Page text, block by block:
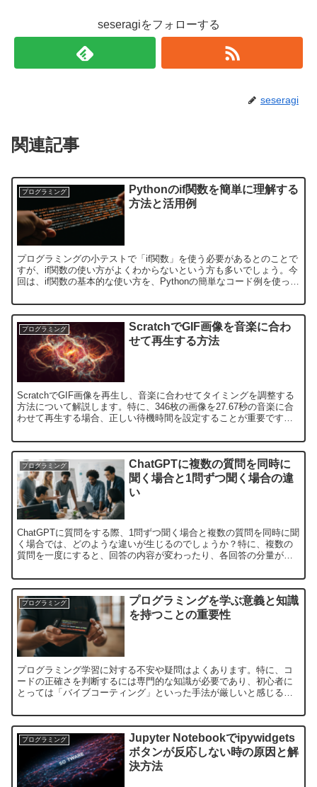
seseragiをフォローする
seseragi
関連記事
プログラミング
Pythonのif関数を簡単に理解する
方法と活用例
プログラミングの小テストで「if関数」を使う必要があるとのことで
すが、if関数の使い方がよくわからないという方も多いでしょう。今
回は、if関数の基本的な使い方を、Pythonの簡単なコード例を使って
プログラミング
ScratchでGIF画像を音楽に合わ
せて再生する方法
ScratchでGIF画像を再生し、音楽に合わせてタイミングを調整する
方法について解説します。特に、346枚の画像を27.67秒の音楽に合
わせて再生する場合、正しい待機時間を設定することが重要です。
プログラミング
ChatGPTに複数の質問を同時に
聞く場合と1問ずつ聞く場合の違
い
ChatGPTに質問をする際、1問ずつ聞く場合と複数の質問を同時に聞
く場合では、どのような違いが生じるのでしょうか？特に、複数の
質問を一度にすると、回答の内容が変わったり、各回答の分量が減
プログラミング
プログラミングを学ぶ意義と知識
を持つことの重要性
プログラミング学習に対する不安や疑問はよくあります。特に、コ
ードの正確さを判断するには専門的な知識が必要であり、初心者に
とっては「バイブコーティング」といった手法が厳しいと感じるこ
や...
プログラミング
Jupyter Notebookでipywidgets
ボタンが反応しない時の原因と解
決方法